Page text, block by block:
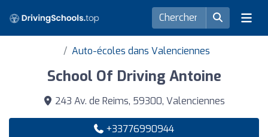
Auto-écoles dans Valenciennes
School Of Driving Antoine
243 Av. de Reims, 59300, Valenciennes
+33776990944